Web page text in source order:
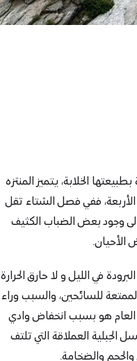
الخلابة، يتميز المنتزه
ففي فصل الشتاء تقل
وجود بعض الضباب الكثيف
الأحيان.
في الليل و لا حارق الحرارة
للسائحين، والسبب وراء
العام هو بسبب انخفاض وادي
العملاقة التي تلتف
والضخامة.